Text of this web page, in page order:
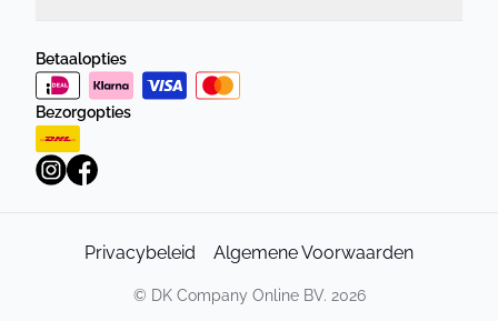
Betaalopties
Bezorgopties
Privacybeleid Algemene Voorwaarden
© DK Company Online BV. 2026